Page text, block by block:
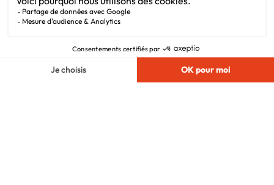
Mentions légales
Plan du site